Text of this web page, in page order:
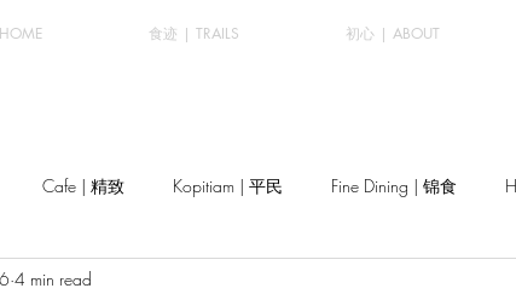
HOME 食迹 | TRAILS 初心 | ABOUT
Cafe | 精致 Kopitiam | 平民 Fine Dining | 锦食
4 min read